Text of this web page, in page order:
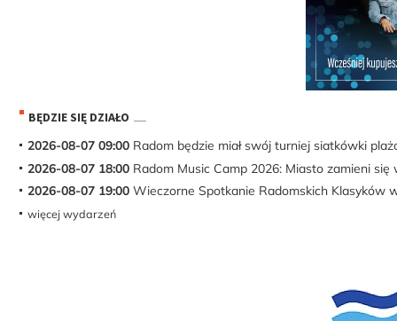
BĘDZIE SIĘ DZIAŁO
2026-08-07 09:00 Radom będzie miał swój turniej siatkówki
2026-08-07 18:00 Radom Music Camp 2026: Miasto zamieni
2026-08-07 19:00 Wieczorne Spotkanie Radomskich Klasyków
więcej wydarzeń